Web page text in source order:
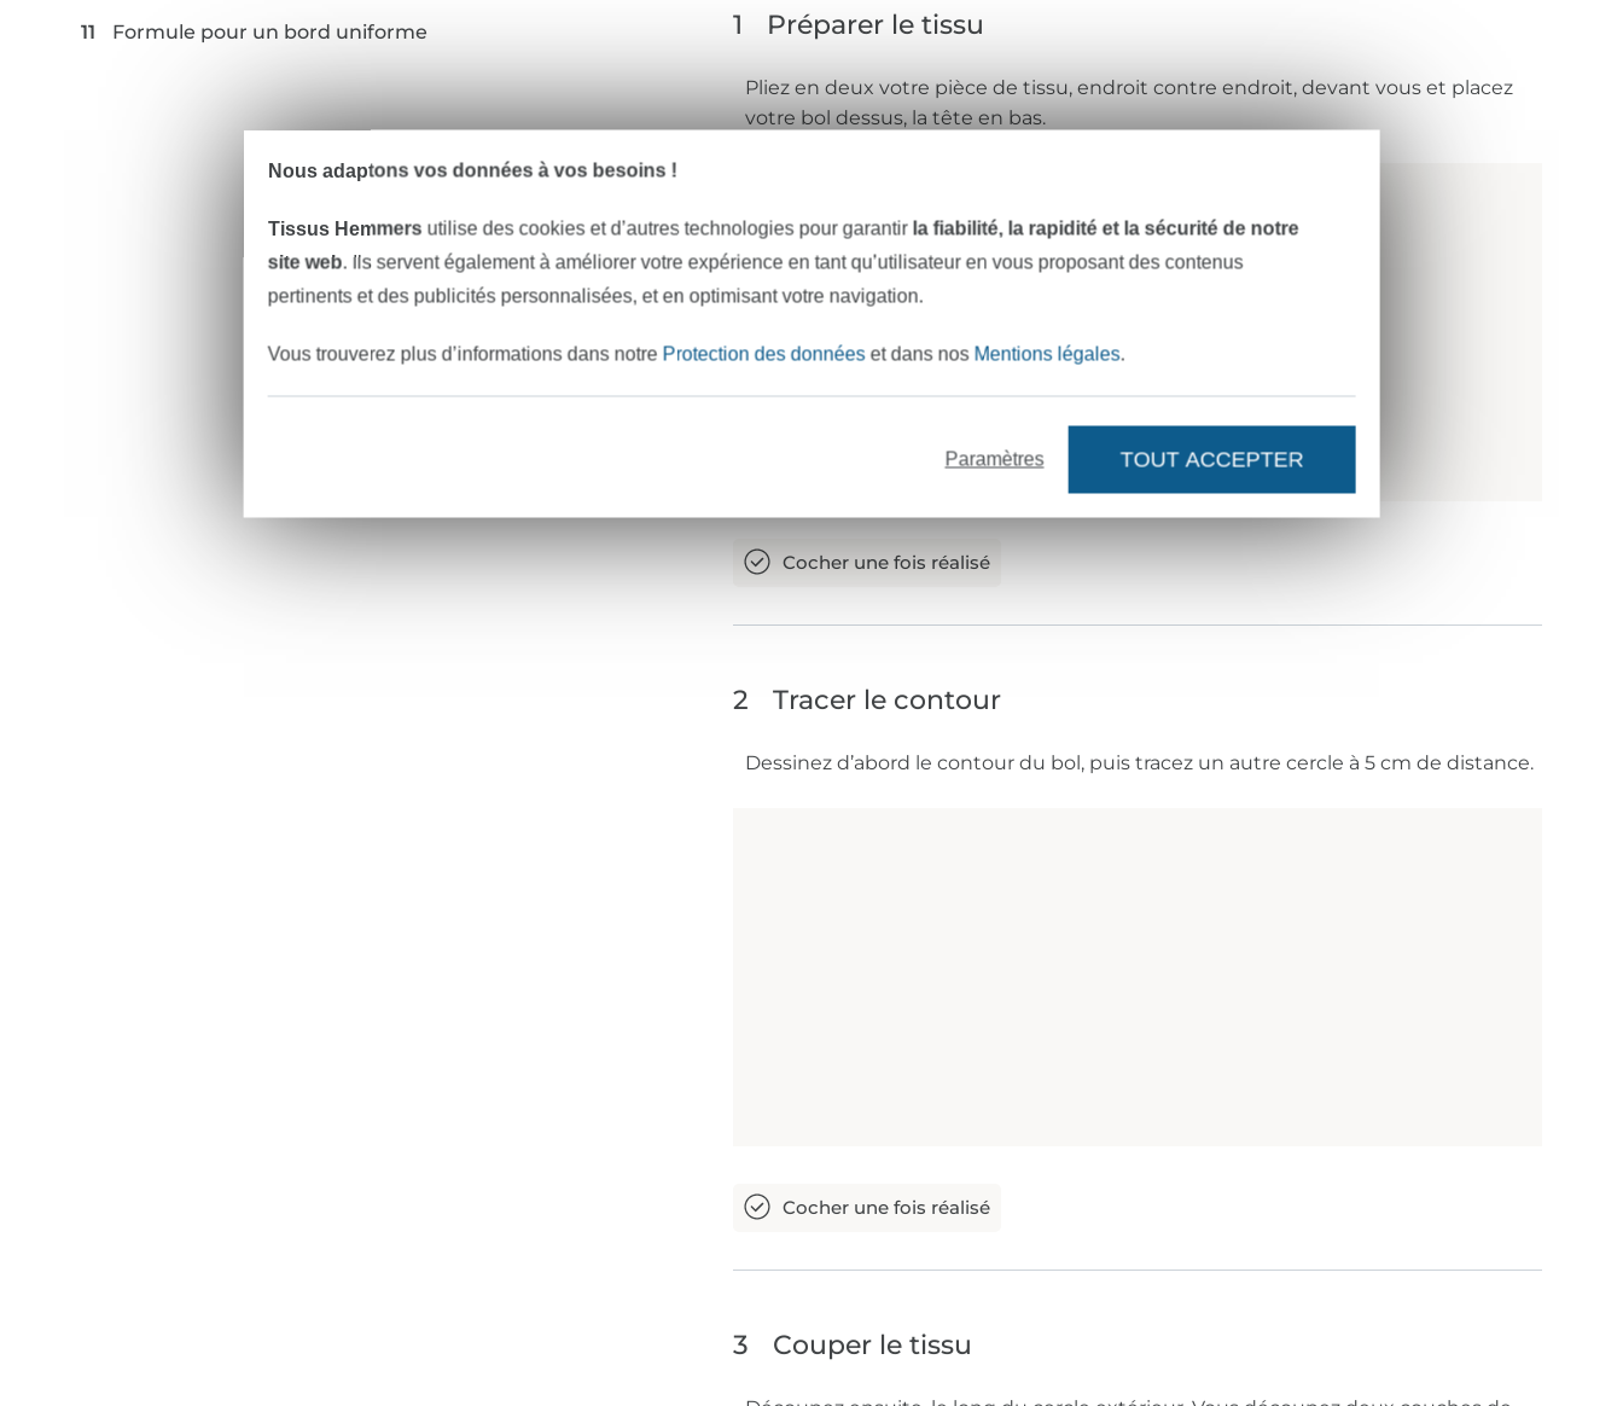
Formule pour un bord uniforme
1 Préparer le tissu
Pliez en deux votre pièce de tissu, endroit contre endroit, devant vous et placez
votre bol dessus, la tête en bas.
2 Tracer le contour
Dessinez d’abord le contour du bol, puis tracez un autre cercle à 5 cm de distance.
3 Couper le tissu
Nous adaptons vos données à vos besoins !
Tissus Hemmers utilise des cookies et d’autres technologies pour garantir la fiabilité, la rapidité et la sécurité de notre
site web. Ils servent également à améliorer votre expérience en tant qu’utilisateur en vous proposant des contenus
pertinents et des publicités personnalisées, et en optimisant votre navigation.
Vous trouverez plus d’informations dans notre Protection des donnéeset dans nos Mentions légales.
Paramètres TOUT ACCEPTER